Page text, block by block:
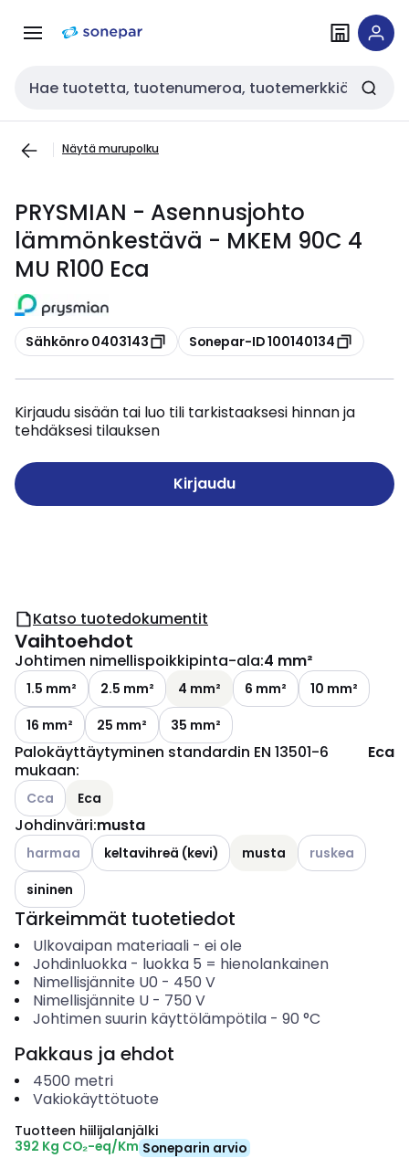
navigointiinsisältöön
Haku
Näytä murupolku
PRYSMIAN - Asennusjohto
lämmönkestävä - MKEM 90C 4
MU R100 Eca
Kopioi
Sähkönro 0403143 Kopioi
Sonepar-ID 100140134
Kirjaudu sisään tai luo tili tarkistaaksesi hinnan ja
tehdäksesi tilauksen
Kirjaudu
Katso tuotedokumentit
Vaihtoehdot
Johtimen nimellispoikkipinta-ala:4 mm²
1.5 mm² 2.5 mm² 4 mm² 6 mm²
10 mm²
16 mm²
25 mm² 35 mm²
Palokäyttäytyminen standardin EN 13501-6
mukaan:
Eca
Katso käytettävissä olevat vaihtoehdot
Cca Eca
Johdinväri:musta
Katso käytettävissä olevat vaihtoehdot
harmaa keltavihreä (kevi) musta Katso
ruskea
sininen
Tärkeimmät tuotetiedot
Ulkovaipan materiaali- ei ole
Johdinluokka- luokka 5 = hienolankainen
Nimellisjännite U0 - 450 V
Nimellisjännite U- 750 V
Johtimen suurin käyttölämpötila- 90 °C
Pakkaus ja ehdot
4500 metri
Vakiokäyttötuote
Tuotteen hiilijalanjälki
392 Kg CO₂-eq/Km Soneparin arvio